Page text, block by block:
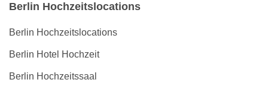
Berlin Hochzeitslocations
Berlin Hochzeitslocations
Berlin Hotel Hochzeit
Berlin Hochzeitssaal